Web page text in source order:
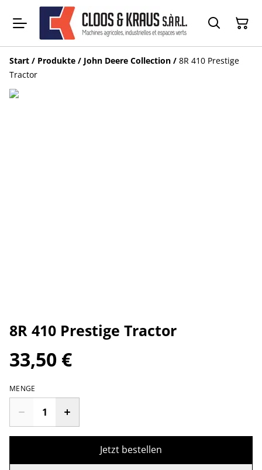
Start / Produkte / John Deere Collection / 8R 410 Prestige
Tractor
8R 410 Prestige Tractor
33,50 €
MENGE
Jetzt bestellen